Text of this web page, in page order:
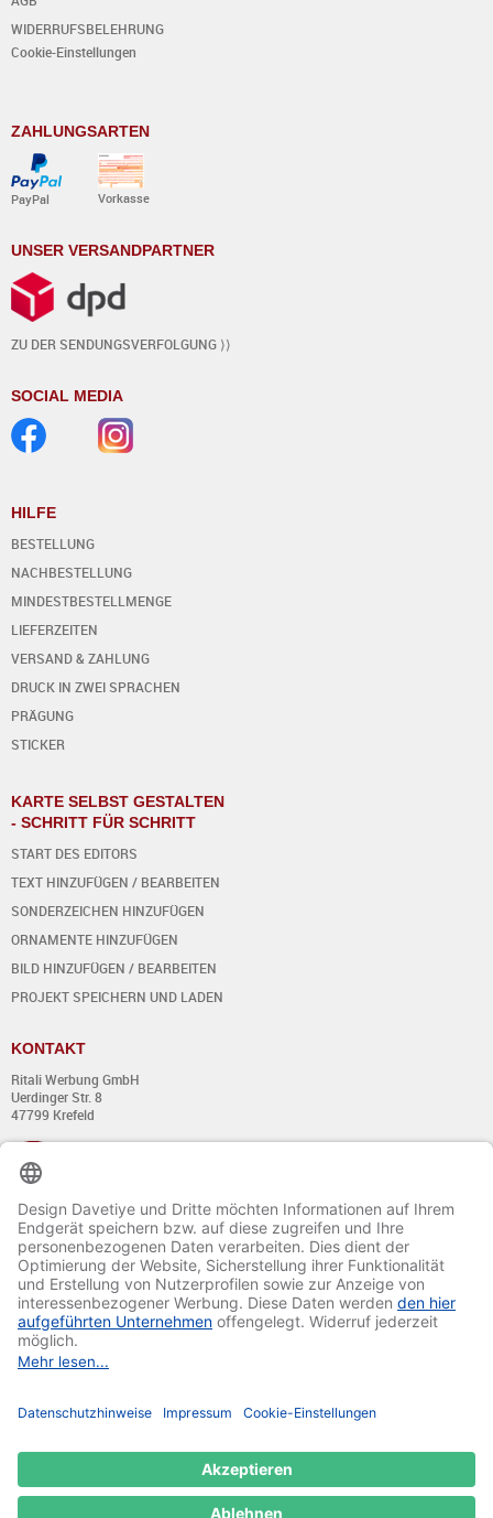
WIDERRUFSBELEHRUNG
Cookie-Einstellungen
ZAHLUNGSARTEN
PayPal Vorkasse
UNSER VERSANDPARTNER
ZU DER SENDUNGSVERFOLGUNG ⟩⟩
SOCIAL MEDIA
HILFE
BESTELLUNG
NACHBESTELLUNG
MINDESTBESTELLMENGE
LIEFERZEITEN
VERSAND & ZAHLUNG
DRUCK IN ZWEI SPRACHEN
PRÄGUNG
STICKER
KARTE SELBST GESTALTEN
- SCHRITT FÜR SCHRITT
START DES EDITORS
TEXT HINZUFÜGEN / BEARBEITEN
SONDERZEICHEN HINZUFÜGEN
ORNAMENTE HINZUFÜGEN
BILD HINZUFÜGEN / BEARBEITEN
PROJEKT SPEICHERN UND LADEN
KONTAKT
Ritali Werbung GmbH
Uerdinger Str. 8
47799 Krefeld
+49 (0) 21 51 - 7 633 633
Montag bis Donnerstag:
von 8:00 - 13:00
und von 14:00 - 17:00 Uhr
Freitag:
von 8:00 - 13:00
und von 14:00 - 15:30 Uhr
E-Mail: info@davetiye.de